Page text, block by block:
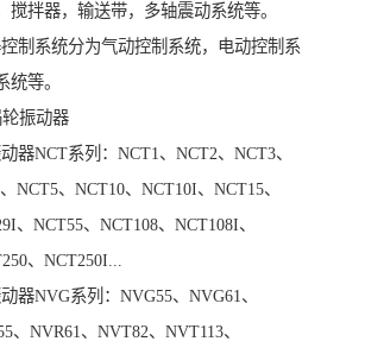
搅拌器，输送带，多轴震动系统等。
系统分为气动控制系统，电动控制系
统等。
振动器
NCT系列：NCT1、NCT2、NCT3、
NCT5、NCT10、NCT10I、NCT15、
、NCT55、NCT108、NCT108I、
、NCT250I...
NVG系列：NVG55、NVG61、
、NVR61、NVT82、NVT113、